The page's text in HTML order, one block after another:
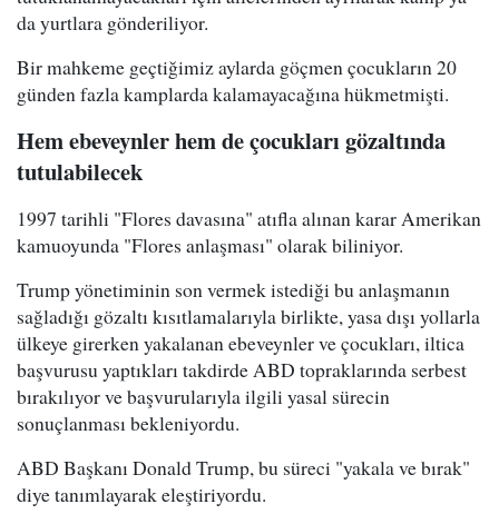
da yurtlara gönderiliyor.
Bir mahkeme geçtiğimiz aylarda göçmen çocukların 20
günden fazla kamplarda kalamayacağına hükmetmişti.
Hem ebeveynler hem de çocukları gözaltında
tutulabilecek
1997 tarihli "Flores davasına" atıfla alınan karar Amerikan
kamuoyunda "Flores anlaşması" olarak biliniyor.
Trump yönetiminin son vermek istediği bu anlaşmanın
sağladığı gözaltı kısıtlamalarıyla birlikte, yasa dışı yollarla
ülkeye girerken yakalanan ebeveynler ve çocukları, iltica
başvurusu yaptıkları takdirde ABD topraklarında serbest
bırakılıyor ve başvurularıyla ilgili yasal sürecin
sonuçlanması bekleniyordu.
ABD Başkanı Donald Trump, bu süreci "yakala ve bırak"
diye tanımlayarak eleştiriyordu.